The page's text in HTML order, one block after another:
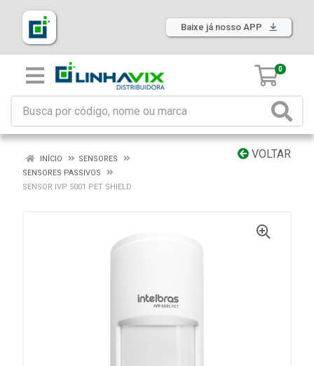
Baixe já nosso APP
0
VOLTAR
INÍCIO
SENSORES
SENSORES PASSIVOS
SENSOR IVP 5001 PET SHIELD